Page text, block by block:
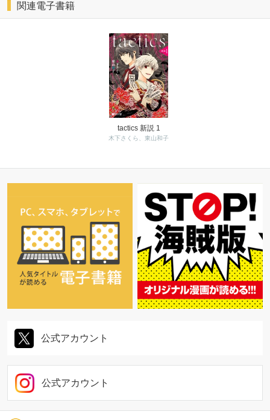
関連電子書籍
tactics 新説 1
木下さくら、東山和子
公式アカウント
公式アカウント